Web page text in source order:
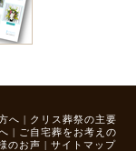
へ | クリス葬祭の主要
| ご自宅葬をお考えの
のお声 | サイトマップ